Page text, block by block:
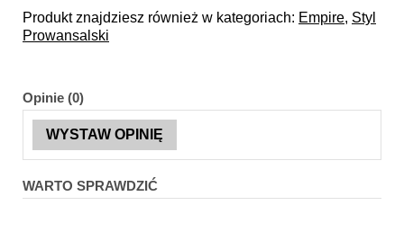
Produkt znajdziesz również w kategoriach: Empire, Styl
Prowansalski
Opinie (0)
WYSTAW OPINIĘ
WARTO SPRAWDZIĆ